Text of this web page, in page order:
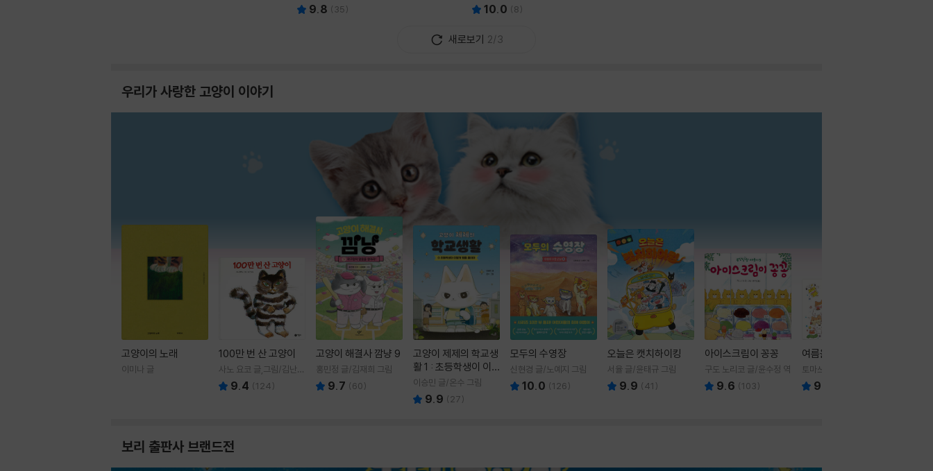
9.8 ( 35) 10.0 (8)
새로보기 2/3
우리가 사랑한 고양이 이야기
고양이의 노래
이미나 글
100만 번 산 고양이
사노 요코 글,그림/김난주
역 9.4 (124)
고양이 해결사 깜냥 9
홍민정 글/김재희 그림
9.7 (60)
고양이 제제의 학교생
활 1 : 초등학생이 이
렇게 힘들 줄이야
이승민 글/온수 그림
9.9 ( 27)
모두의 수영장
신현경 글/노예지 그림
10.0 (126)
오늘은 캣치하이킹
서율 글/윤태규 그림
9.9 (41 )
아이스크림이 꽁꽁
구도 노리코 글/윤수정 역
9.6 (103)
여름을 부탁해
토마쓰리 글그림
9.8
보리 출판사 브랜드전